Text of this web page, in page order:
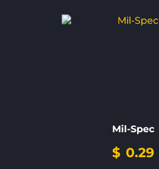
Mil-Spec
$ 0.29